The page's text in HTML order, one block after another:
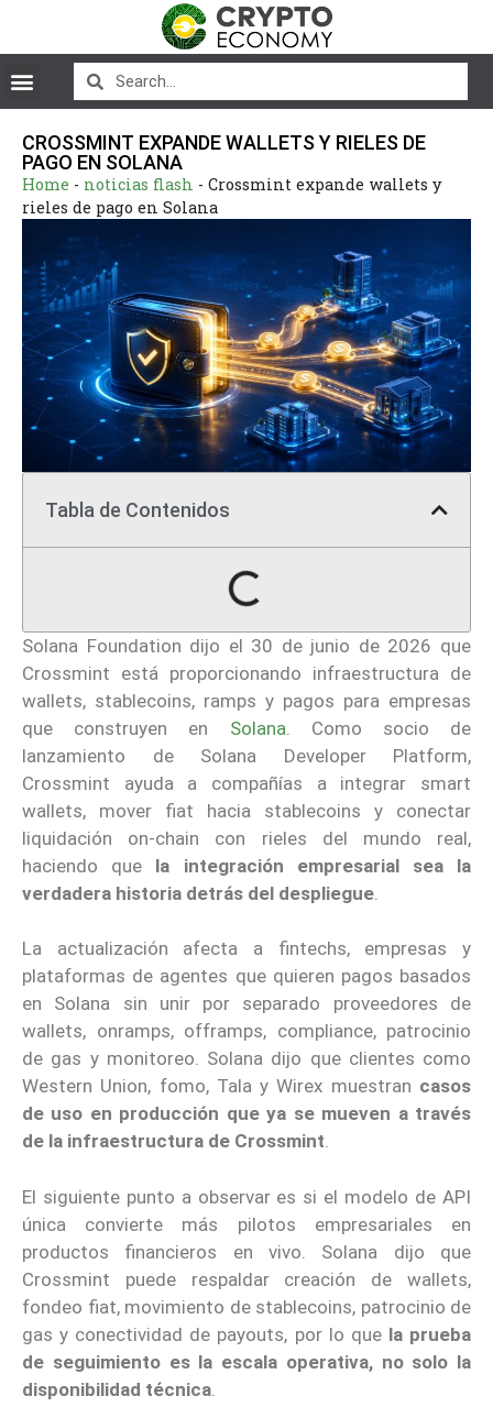
CROSSMINT EXPANDE WALLETS Y RIELES DE
PAGO EN SOLANA
Home - noticias flash - Crossmint expande wallets y
rieles de pago en Solana
Tabla de Contenidos
Solana Foundation dijo el 30 de junio de 2026 que
Crossmint está proporcionando infraestructura de
wallets, stablecoins, ramps y pagos para empresas
que construyen en Solana . Como socio de
lanzamiento de Solana Developer Platform,
Crossmint ayuda a compañías a integrar smart
wallets, mover fiat hacia stablecoins y conectar
liquidación on-chain con rieles del mundo real,
haciendo que la integración empresarial sea la
verdadera historia detrás del despliegue
La actualización afecta a fintechs, empresas y
plataformas de agentes que quieren pagos basados
en Solana sin unir por separado proveedores de
wallets, onramps, offramps, compliance, patrocinio
de gas y monitoreo. Solana dijo que clientes como
Western Union, fomo, Tala y Wirex muestran casos
de uso en producción que ya se mueven a través
de la infraestructura de Crossmint.
El siguiente punto a observar es si el modelo de API
única convierte más pilotos empresariales en
productos financieros en vivo. Solana dijo que
Crossmint puede respaldar creación de wallets,
fondeo fiat, movimiento de stablecoins, patrocinio de
gas y conectividad de payouts, por lo que la prueba
de seguimiento es la escala operativa, no solo la
disponibilidad técnica